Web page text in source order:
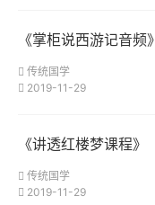
《掌柜说西游记音频》
传统国学
2019-11-29
《讲透红楼梦课程》
传统国学
2019-11-29